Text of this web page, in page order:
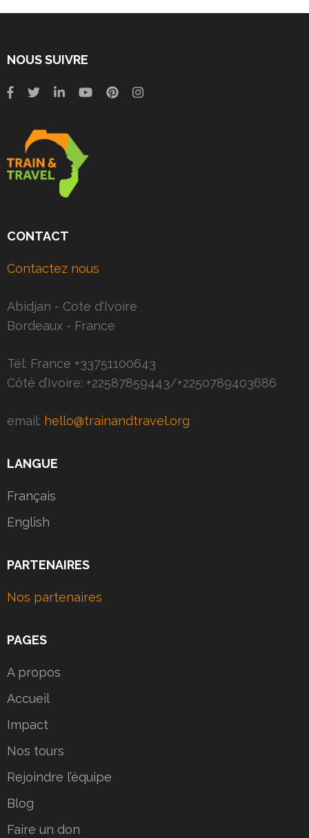
NOUS SUIVRE
CONTACT
Contactez nous
Abidjan - Cote d'Ivoire
Bordeaux - France
Tél: France +33751100643
Côté d’Ivoire: +22587859443/+2250789403686
email: hello@trainandtravel.org
LANGUE
Français
English
PARTENAIRES
Nos partenaires
PAGES
A propos
Accueil
Impact
Nos tours
Rejoindre l’équipe
Blog
Faire un don